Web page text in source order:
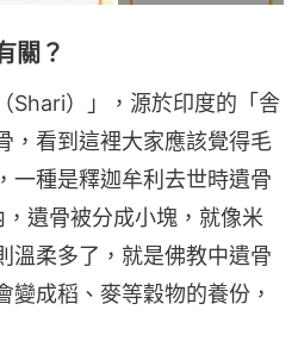
關？
Shari）」，源於印度的「舎
，看到這裡大家應該覺得毛
一種是釋迦牟利去世時遺骨
遺骨被分成小塊，就像米
溫柔多了，就是佛教中遺骨
變成稻、麥等穀物的養份，